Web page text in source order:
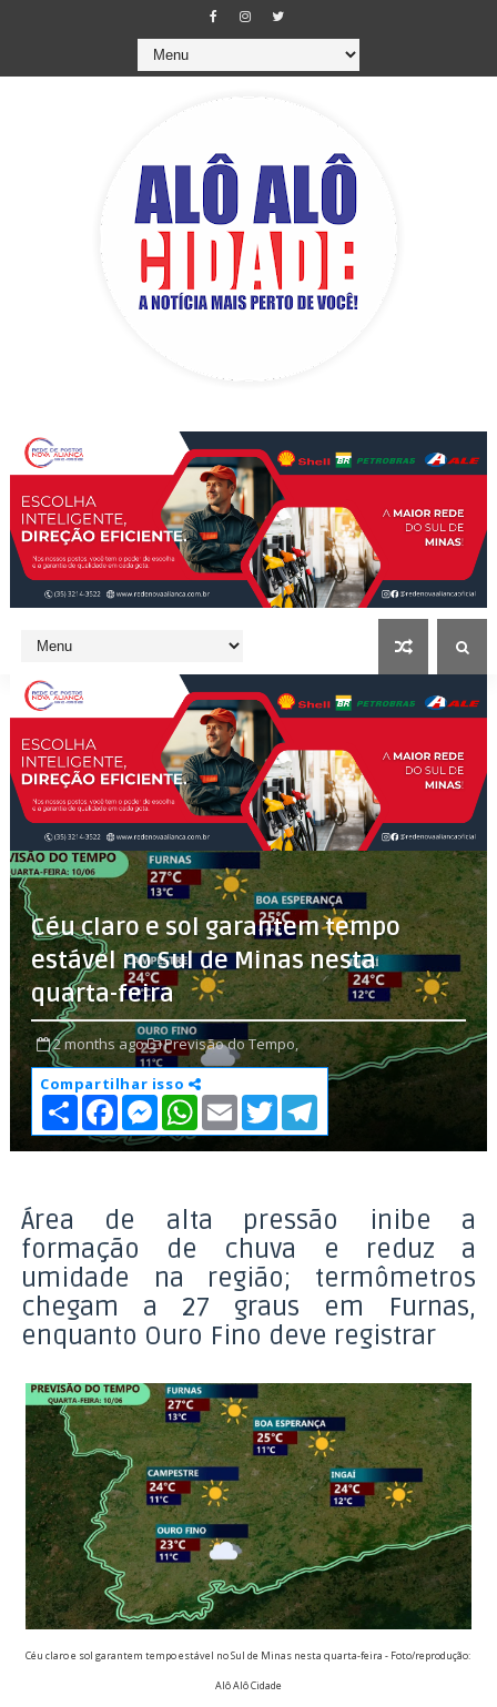
Céu claro e sol garantem tempo
estável no Sul de Minas nesta
quarta-feira
2 months ago
Previsão do Tempo,
Compartilhar isso
S
h
a
r
F
c
e
o
k
M
e
s
s
g
W
h
a
t
p
p
E
m
a
i
T
i
t
r
T
l
e
a
m
Área de alta pressão inibe a
formação de chuva e reduz a
umidade na região; termômetros
chegam a 27 graus em Furnas,
enquanto Ouro Fino deve registrar
Céu claro e sol garantem tempo estável no Sul de Minas nesta quarta-feira - Foto/reprodução:
Alô Alô Cidade